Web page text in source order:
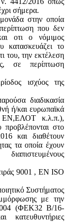
σήμερα.
στην οποία
που δεν
oτι ο νόμιμος
κατασκευάζει το
του, την εκτέλεση
σε περίπτωση
ισχύος της
διαδικασία
ή/και ευρωπαϊκά
ΕΝ,ΕΛΟΤ κ.λ.π.),
προβλέπονται στο
και διαθέτουν
τα οποία έχουν
9001 , ΕΝ ISO
Συστήματος
με την
(ΦΕΚ32 Β/16-
κατευθυντήριες